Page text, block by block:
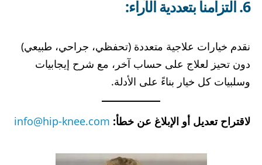
6. التزامنا بتعددية الآراء:
نقدم خيارات علاجية متعددة (تحفظي، جراحي، طبيعي)
دون تحيز لعلاج على حساب آخر، مع شرح إيجابيات
وسلبيات كل خيار بناءً على الأدلة.
لاقتراح تعديل أو الإبلاغ عن خطأ: info@hip-knee.com